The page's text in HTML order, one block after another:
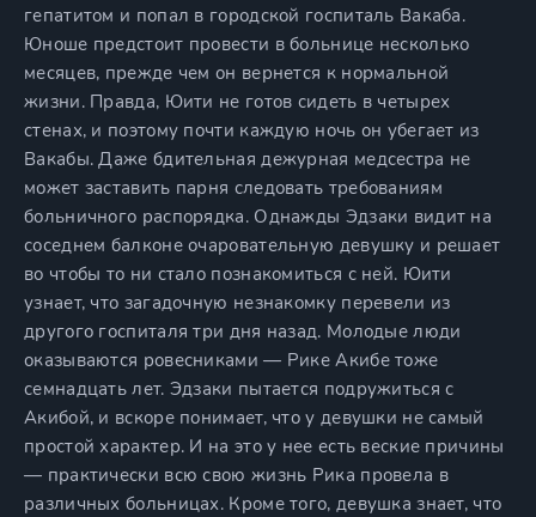
гепатитом и попал в городской госпиталь Вакаба.
Юноше предстоит провести в больнице несколько
месяцев, прежде чем он вернется к нормальной
жизни. Правда, Юити не готов сидеть в четырех
стенах, и поэтому почти каждую ночь он убегает из
Вакабы. Даже бдительная дежурная медсестра не
может заставить парня следовать требованиям
больничного распорядка. Однажды Эдзаки видит на
соседнем балконе очаровательную девушку и решает
во чтобы то ни стало познакомиться с ней. Юити
узнает, что загадочную незнакомку перевели из
другого госпиталя три дня назад. Молодые люди
оказываются ровесниками — Рике Акибе тоже
семнадцать лет. Эдзаки пытается подружиться с
Акибой, и вскоре понимает, что у девушки не самый
простой характер. И на это у нее есть веские причины
— практически всю свою жизнь Рика провела в
различных больницах. Кроме того, девушка знает, что